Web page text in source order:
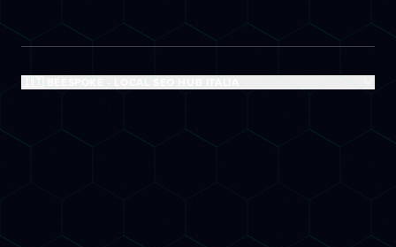
🇮🇹 BEESPOKE - LOCAL SEO HUB ITALIA